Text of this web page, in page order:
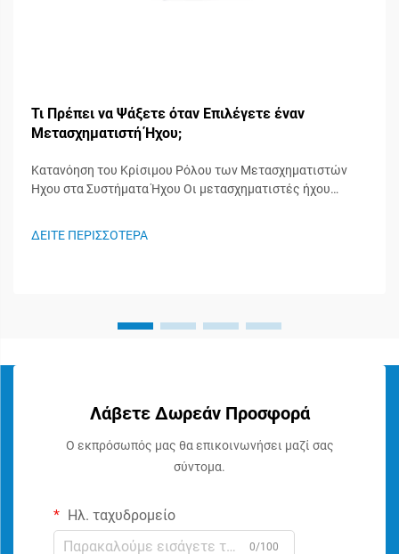
Τι Πρέπει να Ψάξετε όταν Επιλέγετε έναν
Μετασχηματιστή Ήχου;
Κατανόηση του Κρίσιμου Ρόλου των Μετασχηματιστών
Ήχου στα Συστήματα Ήχου Οι μετασχηματιστές ήχου
ακεραιότητας του σήματος και στη διασφάλιση της
ΔΕΙΤΕ ΠΕΡΙΣΣΟΤΕΡΑ
Λάβετε Δωρεάν Προσφορά
Ο εκπρόσωπός μας θα επικοινωνήσει μαζί σας
σύντομα.
Ηλ. ταχυδρομείο
0/100